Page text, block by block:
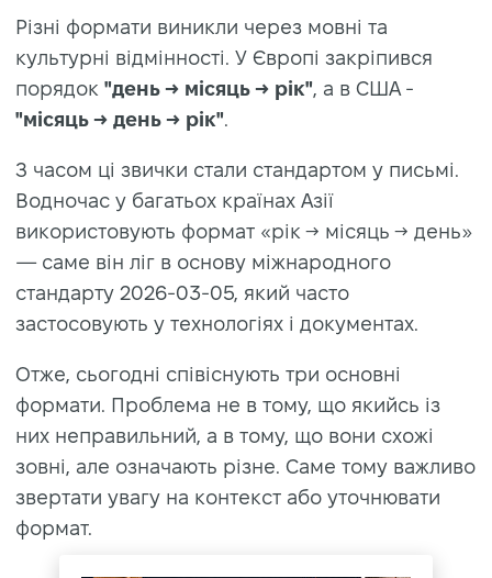
Різні формати виникли через мовні та
культурні відмінності. У Європі закріпився
порядок "день → місяць → рік", а в США -
"місяць → день → рік".
З часом ці звички стали стандартом у письмі.
Водночас у багатьох країнах Азії
використовують формат «рік → місяць → день»
— саме він ліг в основу міжнародного
стандарту 2026-03-05, який часто
застосовують у технологіях і документах.
Отже, сьогодні співіснують три основні
формати. Проблема не в тому, що якийсь із
них неправильний, а в тому, що вони схожі
зовні, але означають різне. Саме тому важливо
звертати увагу на контекст або уточнювати
формат.